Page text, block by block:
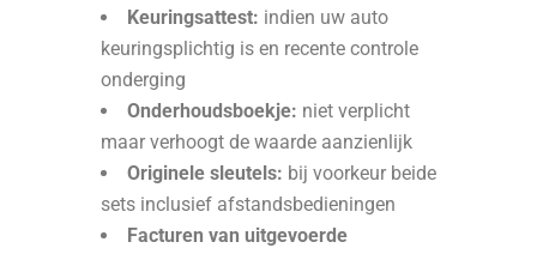
Keuringsattest: indien uw auto
keuringsplichtig is en recente controle
onderging
Onderhoudsboekje: niet verplicht
maar verhoogt de waarde aanzienlijk
Originele sleutels: bij voorkeur beide
sets inclusief afstandsbedieningen
Facturen van uitgevoerde